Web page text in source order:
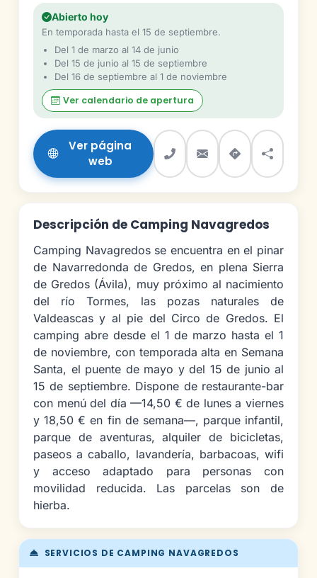
SERVICIOS DE CAMPING NAVAGREDOS
Abierto hoy
En temporada hasta el 15 de septiembre.
Del 1 de marzo al 14 de junio
Del 15 de junio al 15 de septiembre
Del 16 de septiembre al 1 de noviembre
Ver calendario de apertura
Ver página
web
Descripción de Camping Navagredos
Camping Navagredos se encuentra en el pinar
de Navarredonda de Gredos, en plena Sierra
de Gredos (Ávila), muy próximo al nacimiento
del río Tormes, las pozas naturales de
Valdeascas y al pie del Circo de Gredos. El
camping abre desde el 1 de marzo hasta el 1
de noviembre, con temporada alta en Semana
Santa, el puente de mayo y del 15 de junio al
15 de septiembre. Dispone de restaurante-bar
con menú del día —14,50 € de lunes a viernes
y 18,50 € en fin de semana—, parque infantil,
parque de aventuras, alquiler de bicicletas,
paseos a caballo, lavandería, barbacoas, wifi
y acceso adaptado para personas con
movilidad reducida. Las parcelas son de
hierba.